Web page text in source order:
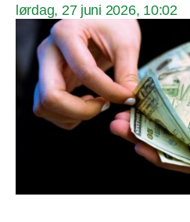
lørdag, 27 juni 2026, 10:02